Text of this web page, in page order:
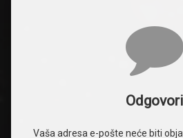
Odgovori
Vaša adresa e-pošte neće biti